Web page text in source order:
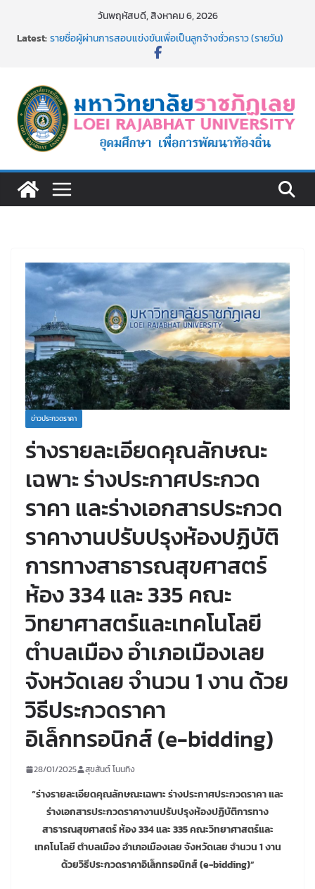
วันพฤหัสบดี, สิงหาคม 6, 2026
Latest:รายชื่อผู้ผ่านการสอบแข่งขันเพื่อเป็นลูกจ้างชั่วคราว (รายวัน)
สังกัดมหาวิทยาลัยราชภัฏเลย ด้วยเงินนอกงบประมาณ ประเภท
สนับสนุน สังกัดมหาวิทยาลัยราชภัฏเลย ครั้งที่ 2/2569
ม.ราชภัฏเลย ประชุมคณาจารย์ประจำ ครั้งที่ 1/2569
ประกาศผู้ชนะการเสนอราคา จ้างทำปกปริญญาบัตร จำนวน
๑,๙๗๒ ชุด โดยวิธีเฉพาะเจาะจง
ม.ราชภัฏเลย จัดกิจกรรมจิตอาสาบำเพ็ญสาธารณประโยชน์ และ
ข่าวประกวดราคา
ร่างรายละเอียดคุณลักษณะ
เฉพาะ ร่างประกาศประกวด
ราคา และร่างเอกสารประกวด
ราคางานปรับปรุงห้องปฏิบัติ
การทางสาธารณสุขศาสตร์
ห้อง 334 และ 335 คณะ
วิทยาศาสตร์และเทคโนโลยี
ตำบลเมือง อำเภอเมืองเลย
จังหวัดเลย จำนวน 1 งาน ด้วย
วิธีประกวดราคา
อิเล็กทรอนิกส์ (e-bidding)
28/01/2025 สุขสันต์ โนนทิง
“ร่างรายละเอียดคุณลักษณะเฉพาะ ร่างประกาศประกวดราคา และ
ร่างเอกสารประกวดราคางานปรับปรุงห้องปฏิบัติการทาง
สาธารณสุขศาสตร์ ห้อง 334 และ 335 คณะวิทยาศาสตร์และ
เทคโนโลยี ตำบลเมือง อำเภอเมืองเลย จังหวัดเลย จำนวน 1 งาน
ด้วยวิธีประกวดราคาอิเล็กทรอนิกส์ (e-bidding)”